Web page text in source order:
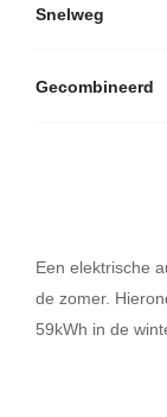
Snelweg
Gecombineerd
Een elektrische
de zomer.
59kWh in de